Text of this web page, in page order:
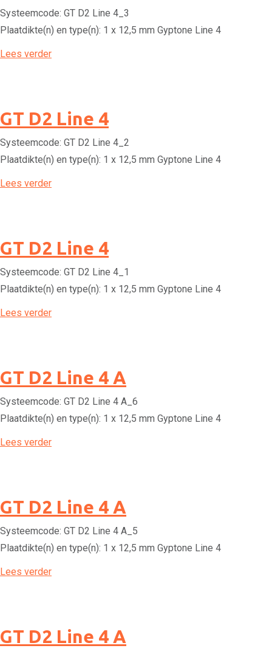
Systeemcode: GT D2 Line 4_3
Plaatdikte(n) en type(n): 1 x 12,5 mm Gyptone Line 4
Lees verder
GT D2 Line 4
Systeemcode: GT D2 Line 4_2
Plaatdikte(n) en type(n): 1 x 12,5 mm Gyptone Line 4
Lees verder
GT D2 Line 4
Systeemcode: GT D2 Line 4_1
Plaatdikte(n) en type(n): 1 x 12,5 mm Gyptone Line 4
Lees verder
GT D2 Line 4 A
Systeemcode: GT D2 Line 4 A_6
Plaatdikte(n) en type(n): 1 x 12,5 mm Gyptone Line 4
Lees verder
GT D2 Line 4 A
Systeemcode: GT D2 Line 4 A_5
Plaatdikte(n) en type(n): 1 x 12,5 mm Gyptone Line 4
Lees verder
GT D2 Line 4 A